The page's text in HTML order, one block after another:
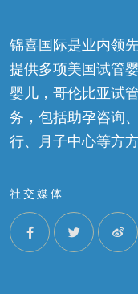
锦喜国际是业内领
提供多项美国试管
婴儿，哥伦比亚试
务，包括助孕咨询
行、月子中心等方
社交媒体